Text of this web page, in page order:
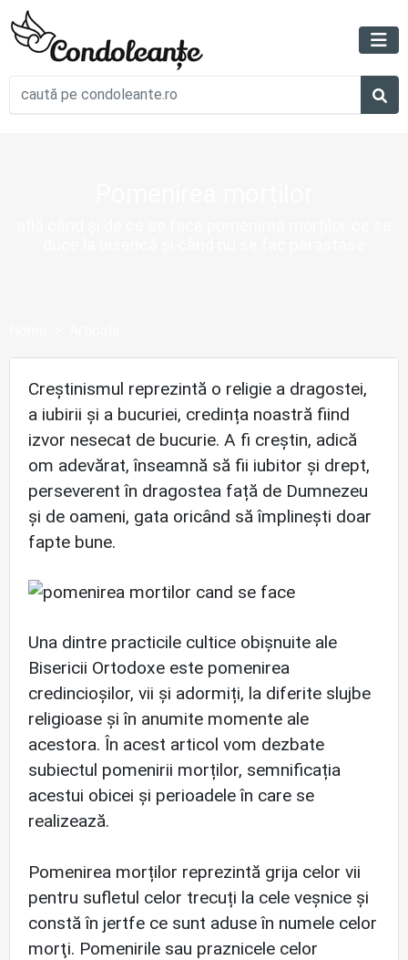
Creștinismul reprezintă o religie a dragostei,
a iubirii și a bucuriei, credința noastră fiind
izvor nesecat de bucurie. A fi creștin, adică
om adevărat, înseamnă să fii iubitor și drept,
perseverent în dragostea față de Dumnezeu
și de oameni, gata oricând să împlinești doar
fapte bune.
Una dintre practicile cultice obișnuite ale
Bisericii Ortodoxe este pomenirea
credincioșilor, vii și adormiți, la diferite slujbe
religioase și în anumite momente ale
acestora. În acest articol vom dezbate
subiectul pomenirii morților, semnificația
acestui obicei și perioadele în care se
realizează.
Pomenirea morților reprezintă grija celor vii
pentru sufletul celor trecuți la cele veșnice și
constă în jertfe ce sunt aduse în numele celor
morţi. Pomenirile sau praznicele celor